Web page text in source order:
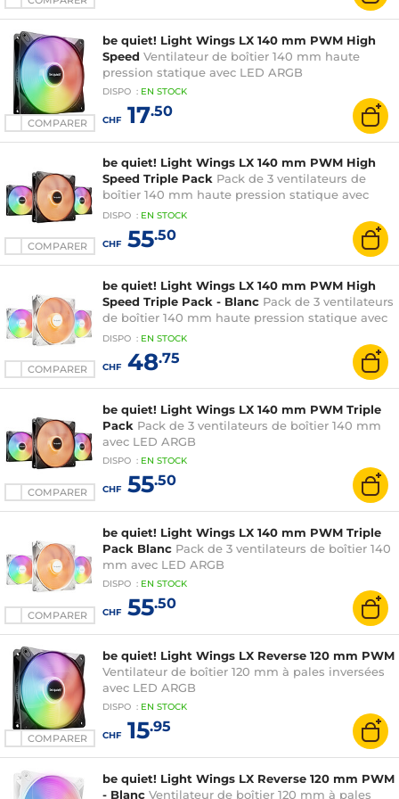
COMPARER
be quiet! Light Wings LX 140 mm PWM High
Speed Ventilateur de boîtier 140 mm haute
pression statique avec LED ARGB
DISPO : EN STOCK
CHF17.50
COMPARER
be quiet! Light Wings LX 140 mm PWM High
Speed Triple Pack Pack de 3 ventilateurs de
boîtier 140 mm haute pression statique avec
LED ARGB
DISPO : EN STOCK
CHF55.50
COMPARER
be quiet! Light Wings LX 140 mm PWM High
Speed Triple Pack - Blanc Pack de 3 ventilateurs
de boîtier 140 mm haute pression statique avec
LED ARGB
DISPO : EN STOCK
CHF48.75
COMPARER
be quiet! Light Wings LX 140 mm PWM Triple
Pack Pack de 3 ventilateurs de boîtier 140 mm
avec LED ARGB
DISPO : EN STOCK
CHF55.50
COMPARER
be quiet! Light Wings LX 140 mm PWM Triple
Pack Blanc Pack de 3 ventilateurs de boîtier 140
mm avec LED ARGB
DISPO : EN STOCK
CHF55.50
COMPARER
be quiet! Light Wings LX Reverse 120 mm PWM
Ventilateur de boîtier 120 mm à pales inversées
avec LED ARGB
DISPO : EN STOCK
CHF15.95
be quiet! Light Wings LX Reverse 120 mm PWM
- Blanc Ventilateur de boîtier 120 mm à pales